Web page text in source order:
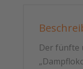
DRB,
Der fünfte